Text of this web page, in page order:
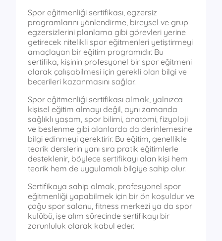
Spor eğitmenliği sertifikası, egzersiz
programlarını yönlendirme, bireysel ve grup
egzersizlerini planlama gibi görevleri yerine
getirecek nitelikli spor eğitmenleri yetiştirmeyi
amaçlayan bir eğitim programıdır. Bu
sertifika, kişinin profesyonel bir spor eğitmeni
olarak çalışabilmesi için gerekli olan bilgi ve
becerileri kazanmasını sağlar.
Spor eğitmenliği sertifikası almak, yalnızca
kişisel eğitim almayı değil, aynı zamanda
sağlıklı yaşam, spor bilimi, anatomi, fizyoloji
ve beslenme gibi alanlarda da derinlemesine
bilgi edinmeyi gerektirir. Bu eğitim, genellikle
teorik derslerin yanı sıra pratik eğitimlerle
desteklenir, böylece sertifikayı alan kişi hem
teorik hem de uygulamalı bilgiye sahip olur.
Sertifikaya sahip olmak, profesyonel spor
eğitmenliği yapabilmek için bir ön koşuldur ve
çoğu spor salonu, fitness merkezi ya da spor
kulübü, işe alım sürecinde sertifikayı bir
zorunluluk olarak kabul eder.